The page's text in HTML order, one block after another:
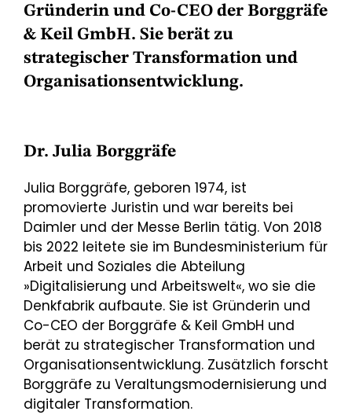
Gründerin und Co-CEO der Borggräfe
& Keil GmbH. Sie berät zu
strategischer Transformation und
Organisationsentwicklung.
Dr. Julia Borggräfe
Julia Borggräfe, geboren 1974, ist
promovierte Juristin und war bereits bei
Daimler und der Messe Berlin tätig. Von 2018
bis 2022 leitete sie im Bundesministerium für
Arbeit und Soziales die Abteilung
»Digitalisierung und Arbeitswelt«, wo sie die
Denkfabrik aufbaute. Sie ist Gründerin und
Co-CEO der Borggräfe & Keil GmbH und
berät zu strategischer Transformation und
Organisationsentwicklung. Zusätzlich forscht
Borggräfe zu Veraltungsmodernisierung und
digitaler Transformation.